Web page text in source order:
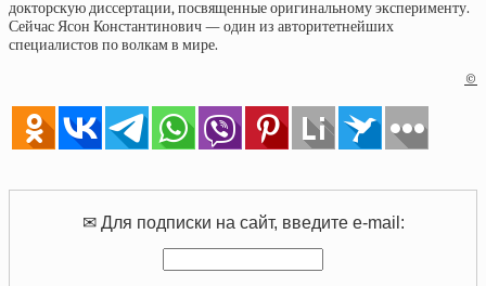
докторскую диссертации, посвященные оригинальному эксперименту.
Сейчас Ясон Константинович — один из авторитетнейших
специалистов по волкам в мире.
©
✉ Для подписки на сайт, введите e-mail: